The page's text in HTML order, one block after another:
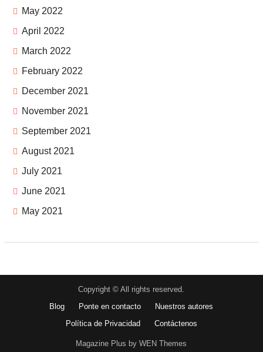
May 2022
April 2022
March 2022
February 2022
December 2021
November 2021
September 2021
August 2021
July 2021
June 2021
May 2021
Copyright © All rights reserved.
Blog
Ponte en contacto
Nuestros autores
Política de Privacidad
Contáctenos
Magazine Plus by WEN Themes